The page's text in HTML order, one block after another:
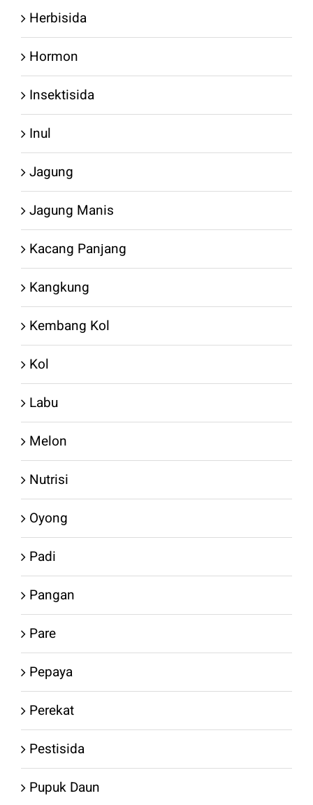
Herbisida
Hormon
Insektisida
Inul
Jagung
Jagung Manis
Kacang Panjang
Kangkung
Kembang Kol
Kol
Labu
Melon
Nutrisi
Oyong
Padi
Pangan
Pare
Pepaya
Perekat
Pestisida
Pupuk Daun